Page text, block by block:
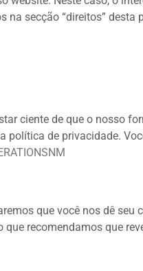
na secção “direitos” desta
ciente de que o nosso
política de privacidade.
que você nos dê seu
recomendamos que